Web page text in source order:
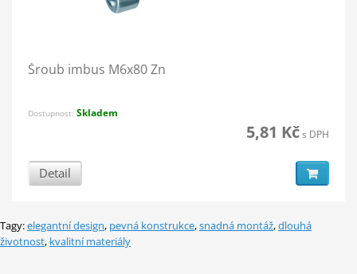
Šroub imbus M6x80 Zn
Dostupnost: Skladem
5,81 Kčs DPH
Detail
Tagy:elegantní design, pevná konstrukce,snadná montáž,dlouhá
životnost, kvalitní materiály